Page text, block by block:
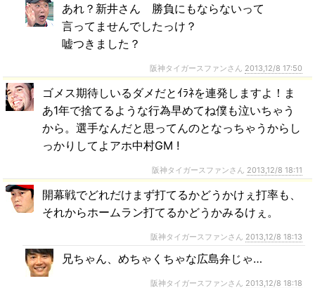
あれ？新井さん 勝負にもならないって
言ってませんでしたっけ？
嘘つきました？
阪神タイガースファンさん 2013,12/8 17:50
ゴメス期待しいるダメだとｲﾗﾈを連発しますよ！ま
あ1年で捨てるような行為早めてね僕も泣いちゃう
から。選手なんだと思ってんのとなっちゃうからし
っかりしてよアホ中村GM !
阪神タイガースファンさん 2013,12/8 18:11
開幕戦でどれだけまず打てるかどうかけぇ打率も、
それからホームラン打てるかどうかみるけぇ。
阪神タイガースファンさん 2013,12/8 18:13
兄ちゃん、めちゃくちゃな広島弁じゃ…
阪神タイガースファンさん 2013,12/8 18:18